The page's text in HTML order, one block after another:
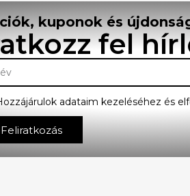
kuponok és
fel
adataim kezeléséhez és
Feliratkozás